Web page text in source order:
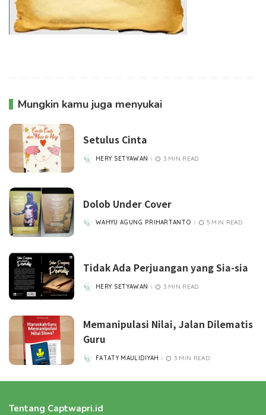
Mungkin kamu juga menyukai
Setulus Cinta
POSTEDHERY SETYAWAN 3 MIN READ
Dolob Under Cover
POSTED
WAHYU AGUNG PRIHARTANTO 5 MIN READ
Tidak Ada Perjuangan yang Sia-sia
POSTEDHERY SETYAWAN 3 MIN READ
Memanipulasi Nilai, Jalan Dilematis
Guru
POSTEDFATATY MAULIDIYAH 3 MIN READ
Tentang Captwapri.id